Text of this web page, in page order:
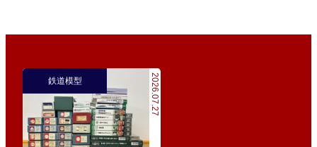
2026.07.27
鉄道模型